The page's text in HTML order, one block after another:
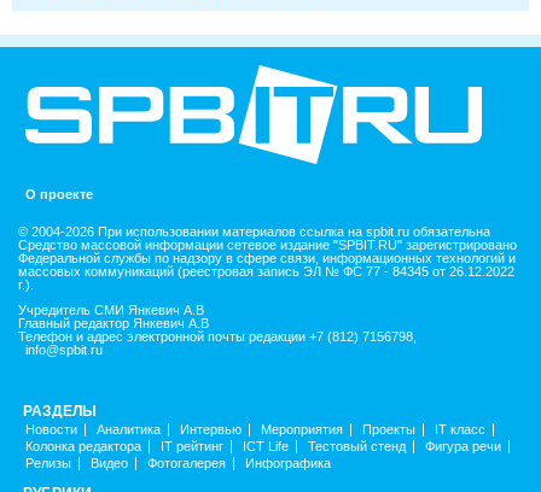
О проекте
© 2004-2026 При использовании материалов ссылка на spbit.ru обязательна
Средство массовой информации сетевое издание "SPBIT.RU" зарегистрировано
Федеральной службы по надзору в сфере связи, информационных технологий и
массовых коммуникаций (реестровая запись ЭЛ № ФС 77 - 84345 от 26.12.2022
г.).
Учредитель СМИ Янкевич А.В
Главный редактор Янкевич А.В
Телефон и адрес электронной почты редакции +7 (812) 7156798,
info@spbit.ru
РАЗДЕЛЫ
Новости Аналитика Интервью Мероприятия Проекты
IT класс
Колонка редактора
IT рейтинг ICT Life Тестовый стенд
Фигура речи
Релизы
Видео Фотогалерея Инфографика